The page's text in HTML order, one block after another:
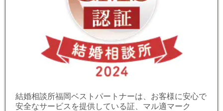
結婚相談所福岡ベストパートナーは、お客様に安心で
安全なサービスを提供している証、マル適マーク